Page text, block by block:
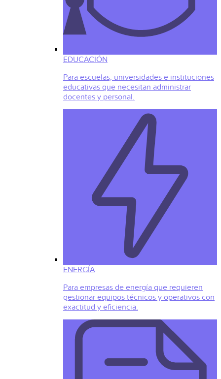
EDUCACIÓN
Para escuelas, universidades e instituciones
educativas que necesitan administrar
docentes y personal.
ENERGÍA
Para empresas de energía que requieren
gestionar equipos técnicos y operativos con
exactitud y eficiencia.